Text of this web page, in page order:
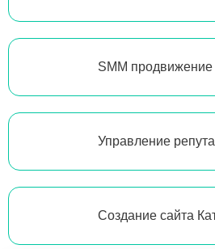
SMM продвижение
Управление
Создание сайта